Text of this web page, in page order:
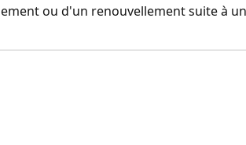
ou d'un renouvellement suite à